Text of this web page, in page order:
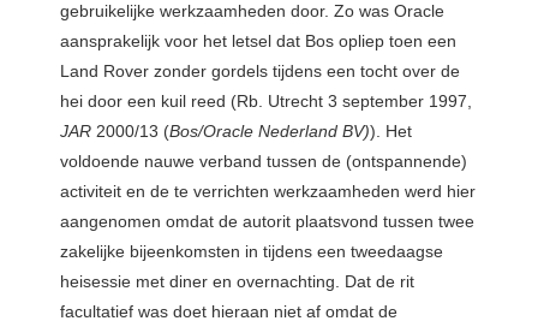
gebruikelijke werkzaamheden door. Zo was Oracle
aansprakelijk voor het letsel dat Bos opliep toen een
Land Rover zonder gordels tijdens een tocht over de
hei door een kuil reed (Rb. Utrecht 3 september 1997,
JAR 2000/13 (Bos/Oracle Nederland BV)). Het
voldoende nauwe verband tussen de (ontspannende)
activiteit en de te verrichten werkzaamheden werd hier
aangenomen omdat de autorit plaatsvond tussen twee
zakelijke bijeenkomsten in tijdens een tweedaagse
heisessie met diner en overnachting. Dat de rit
facultatief was doet hieraan niet af omdat de